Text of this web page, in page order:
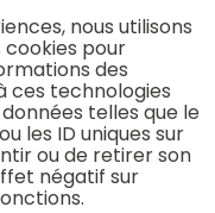
nous utilisons
pour
des
ces technologies
telles que le
les ID uniques sur
ou de retirer son
négatif sur
Médecine
Interne
En Savoir
Plus
(Médecine
Interne)
Neurologie